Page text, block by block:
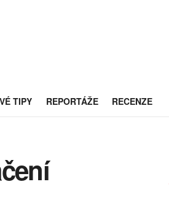
TIPY REPORTÁŽE RECENZE